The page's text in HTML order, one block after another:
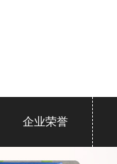
企业荣誉